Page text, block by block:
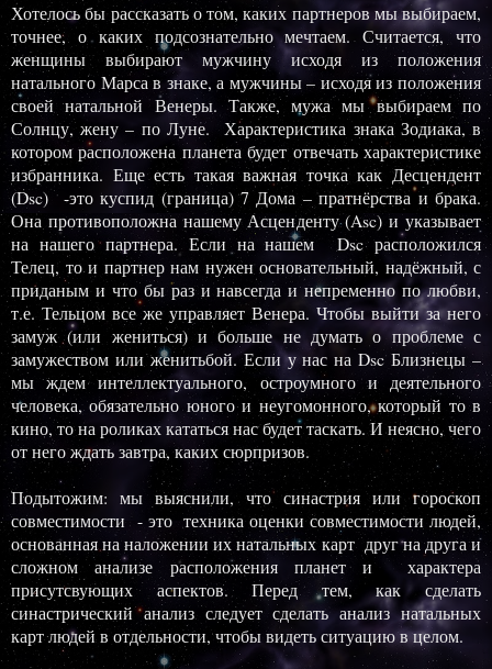
Хотелось бы рассказать о том, каких партнеров мы выбираем,
точнее, о каких подсознательно мечтаем. Считается, что
женщины выбирают мужчину исходя из положения
натального Марса в знаке, а мужчины – исходя из положения
своей натальной Венеры. Также, мужа мы выбираем по
Солнцу, жену – по Луне. Характеристика знака Зодиака, в
котором расположена планета будет отвечать характеристике
избранника. Еще есть такая важная точка как Десцендент
(Dsc) -это куспид (граница) 7 Дома – пратнёрства и брака.
Она противоположна нашему Асценденту (Asc) и указывает
на нашего партнера. Если на нашемDscрасположился
Телец, то и партнер нам нужен основательный, надёжный, с
приданым и что бы раз и навсегда и непременно по любви,
т.е. Тельцом все же управляет Венера. Чтобы выйти за него
замуж (или жениться) и больше не думать о проблеме с
замужеством или женитьбой. Если у нас наDscБлизнецы –
мы ждем интеллектуального, остроумного и деятельного
человека, обязательно юного и неугомонного, который то в
кино, то на роликах кататься нас будет таскать. И неясно, чего
от него ждать завтра, каких сюрпризов.
Подытожим: мы выяснили, что синастрия или гороскоп
совместимости - это техника оценки совместимости людей,
основанная на наложении их натальных карт друг на друга и
сложном анализе расположения планет и характера
присутсвующих аспектов. Перед тем, как сделать
синастрический анализ следует сделать анализ натальных
карт людей в отдельности, чтобы видеть ситуацию в целом.